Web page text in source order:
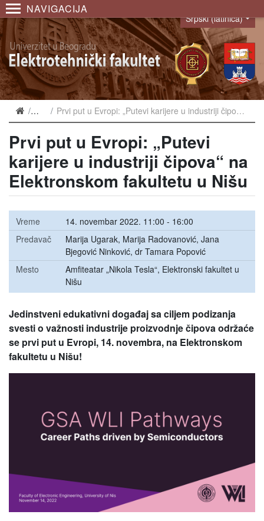
NAVIGACIJA
Language
Srpski (latinica)
NajavePrvi put u Evropi: „Putevi karijere u industriji čipova“ na Elektronskom fakultetu u Nišu
Prvi put u Evropi: „Putevi
karijere u industriji čipova“ na
Elektronskom fakultetu u Nišu
Vreme
14. novembar 2022. 11:00 - 16:00
Predavač
Marija Ugarak, Marija Radovanović, Jana
Bjegović Ninković, dr Tamara Popović
Mesto
Amfiteatar „Nikola Tesla“, Elektronski fakultet u
Nišu
Jedinstveni edukativni događaj sa ciljem podizanja
svesti o važnosti industrije proizvodnje čipova održaće
se prvi put u Evropi, 14. novembra, na Elektronskom
fakultetu u Nišu!